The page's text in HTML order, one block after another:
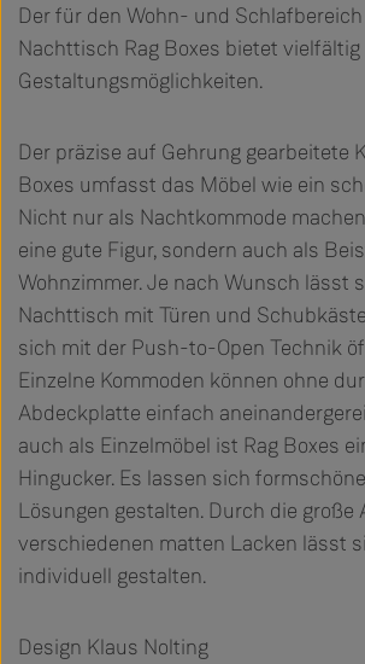
Der für den Wohn- und
Nachttisch Rag Boxes bietet vielfältig
Gestaltungsmöglichkeiten.
Der präzise auf Gehrung gearbeitete
Boxes umfasst das Möbel wie ein
Nicht nur als Nachtkommode
eine gute Figur, sondern auch als
Wohnzimmer. Je nach Wunsch lässt
Nachttisch mit Türen und
sich mit der Push-to-Open Technik
Einzelne Kommoden können ohne
Abdeckplatte einfach
auch als Einzelmöbel ist Rag Boxes
Hingucker. Es lassen sich
Lösungen gestalten. Durch die große
verschiedenen matten Lacken lässt
individuell gestalten.
Design Klaus Nolting